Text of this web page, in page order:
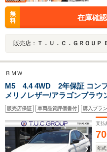
無
料
在庫確
販売店： Ｔ．Ｕ．Ｃ．ＧＲＯＵＰ Ｂ
ＢＭＷ
M5 4.4 4WD 2年保証 コン
メリノレザー/アラゴンブラウ
ンカードン 4ゾーンエアコン
ジ 全席ヒーター セラミックフ
LEDH
販売店保証 車両品質評価書付 購入プラ
支払
年式